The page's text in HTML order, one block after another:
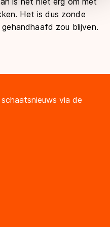
u in onscookiebeleid.
Het is dus zonde
zou blijven.
via de